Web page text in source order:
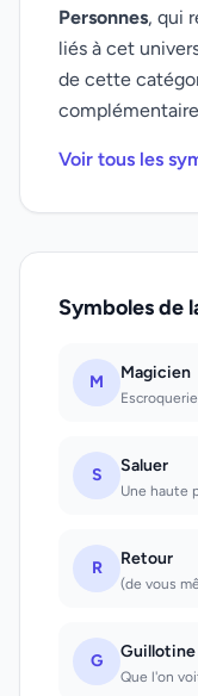
Personnes, qui
liés à cet
de cette
Voir tous les
Symboles de
M Magicien
S Saluer
R Retour
G Guillotine